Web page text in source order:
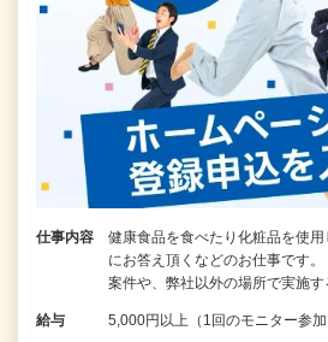
仕事内容
健康食品を食べたり化粧品を使
にお答え頂くなどのお仕事です
案件や、弊社以外の場所で実施
給与 5,000円以上（1回のモニター参